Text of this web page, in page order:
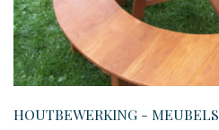
HOUTBEWERKING - MEUBELS